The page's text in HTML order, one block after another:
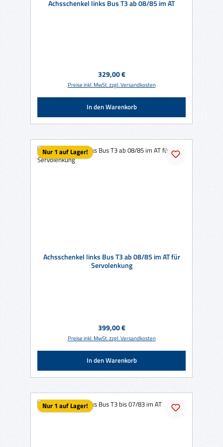
Achsschenkel links Bus T3 ab 08/85 im AT
Regulärer Preis:
329,00 €
Preise inkl. MwSt. zzgl. Versandkosten
In den Warenkorb
Nur 1 auf Lager!
Achsschenkel links Bus T3 ab 08/85 im AT für
Servolenkung
Regulärer Preis:
399,00 €
Preise inkl. MwSt. zzgl. Versandkosten
In den Warenkorb
Nur 1 auf Lager!